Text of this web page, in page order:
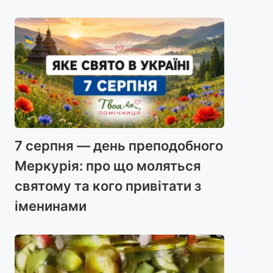
7 серпня — день преподобного
Меркурія: про що моляться
святому та кого привітати з
іменинами